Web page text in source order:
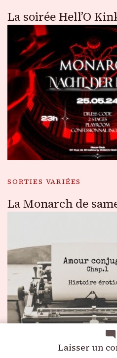
Laisser un
La soirée Hell’O
SORTIES VARIÉES
La Monarch de